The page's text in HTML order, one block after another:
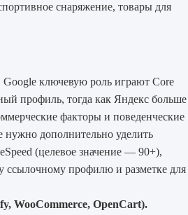
снаряжение, товары для
ключевую роль играют Core
профиль, тогда как Яндекс больше
факторы и поведенческие
нужно дополнительно уделить
(целевое значение — 90+),
ссылочному профилю и разметке для
WooCommerce, OpenCart).